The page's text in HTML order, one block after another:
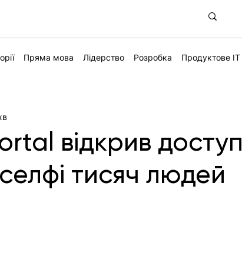
Пряма мова Лідерство Розробка Продуктове IT
відкрив доступ
тисяч людей